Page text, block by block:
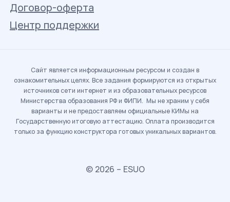
Договор-оферта
Центр поддержки
Сайт является информационным ресурсом и создан в
ознакомительных целях. Все задания формируются из открытых
источников сети интернет и из образовательных ресурсов
Министерства образования РФ и ФИПИ. Мы не храним у себя
варианты и не предоставляем официальные КИМы на
Государственную итоговую аттестацию. Оплата производится
только за функцию конструктора готовых уникальных вариантов.
© 2026 – ESUO